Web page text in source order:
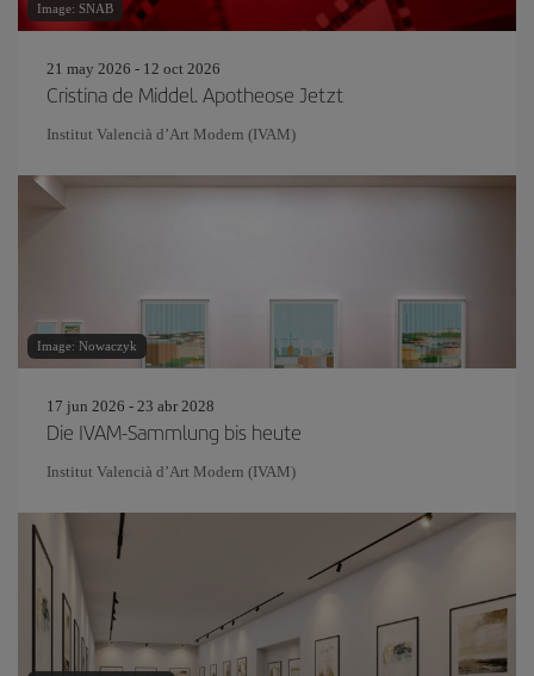
Image: SNAB
21 may 2026 - 12 oct 2026
Cristina de Middel. Apotheose Jetzt
Institut Valencià d’Art Modern (IVAM)
Image: Nowaczyk
17 jun 2026 - 23 abr 2028
Die IVAM-Sammlung bis heute
Institut Valencià d’Art Modern (IVAM)